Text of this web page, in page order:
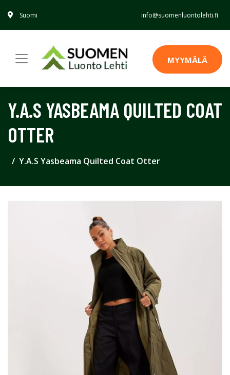
Suomi info@suomenluontolehti.fi
MYYMÄLÄ
Y.A.S YASBEAMA QUILTED COAT
OTTER
Y.A.S Yasbeama Quilted Coat Otter